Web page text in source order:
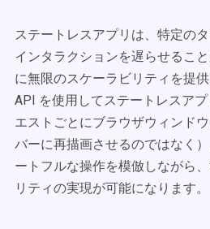
ステートレスアプリは、特定の
インタラクションを遅らせるこ
に無限のスケーラビリティを提
API を使用してステートレスア
エストごとにブラウザウィンド
バーに再描画させるのではなく
ートフルな操作を模倣しながら
リティの実現が可能になります。